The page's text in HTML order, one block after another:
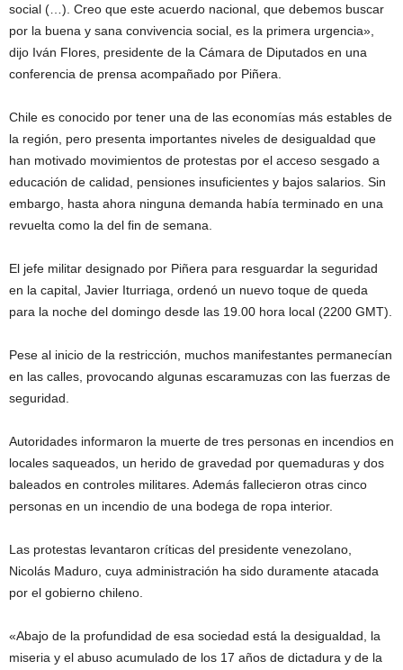
social (…). Creo que este acuerdo nacional, que debemos buscar
por la buena y sana convivencia social, es la primera urgencia»,
dijo Iván Flores, presidente de la Cámara de Diputados en una
conferencia de prensa acompañado por Piñera.
Chile es conocido por tener una de las economías más estables de
la región, pero presenta importantes niveles de desigualdad que
han motivado movimientos de protestas por el acceso sesgado a
educación de calidad, pensiones insuficientes y bajos salarios. Sin
embargo, hasta ahora ninguna demanda había terminado en una
revuelta como la del fin de semana.
El jefe militar designado por Piñera para resguardar la seguridad
en la capital, Javier Iturriaga, ordenó un nuevo toque de queda
para la noche del domingo desde las 19.00 hora local (2200 GMT).
Pese al inicio de la restricción, muchos manifestantes permanecían
en las calles, provocando algunas escaramuzas con las fuerzas de
seguridad.
Autoridades informaron la muerte de tres personas en incendios en
locales saqueados, un herido de gravedad por quemaduras y dos
baleados en controles militares. Además fallecieron otras cinco
personas en un incendio de una bodega de ropa interior.
Las protestas levantaron críticas del presidente venezolano,
Nicolás Maduro, cuya administración ha sido duramente atacada
por el gobierno chileno.
«Abajo de la profundidad de esa sociedad está la desigualdad, la
miseria y el abuso acumulado de los 17 años de dictadura y de la